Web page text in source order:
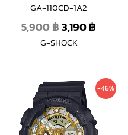
GA-110CD-1A2
5,900฿3,190฿
G-SHOCK
-46%
Original
price
was:
5,900 ฿.
price
3,190